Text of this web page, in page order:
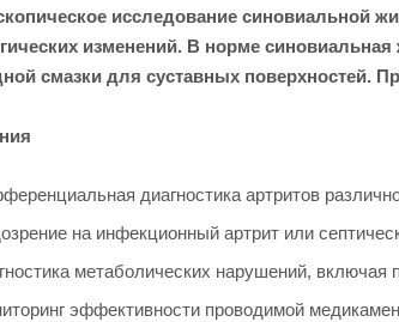
исследование синовиальной
изменений. В норме
смазки для суставных поверхностей.
диагностика артритов
на инфекционный артрит или
метаболических нарушений, включая
эффективности проводимой